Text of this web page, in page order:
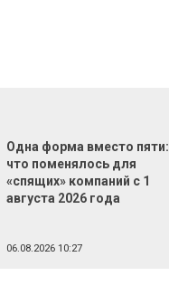
Одна форма вместо пяти:
что поменялось для
«спящих» компаний с 1
августа 2026 года
06.08.2026 10:27